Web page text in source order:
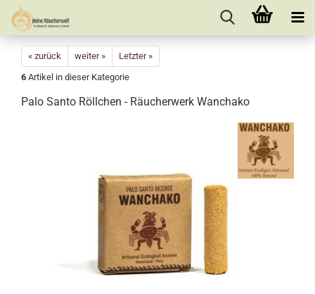
« zurück weiter »
Letzter »
6 Artikel in dieser Kategorie
Palo Santo Röllchen - Räucherwerk Wanchako